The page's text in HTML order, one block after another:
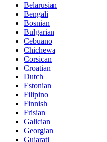
Belarusian
Bengali
Bosnian
Bulgarian
Cebuano
Chichewa
Corsican
Croatian
Dutch
Estonian
Filipino
Finnish
Frisian
Galician
Georgian
Gujarati